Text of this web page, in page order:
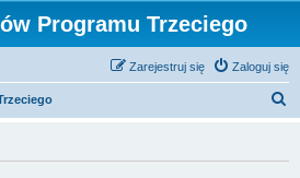
Programu Trzeciego
Zaloguj się
Zarejestruj się